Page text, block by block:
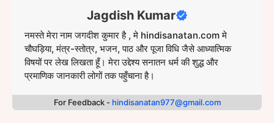
Jagdish Kumar
नमस्ते मेरा नाम जगदीश कुमार है , मे hindisanatan.com मे
चौघड़िया, मंत्र-स्तोत्र, भजन, पाठ और पूजा विधि जैसे आध्यात्मिक
विषयों पर लेख लिखता हूँ। मेरा उद्देश्य सनातन धर्म की शुद्ध और
प्रमाणिक जानकारी लोगों तक पहुँचाना है।
For Feedback - hindisanatan977@gmail.com